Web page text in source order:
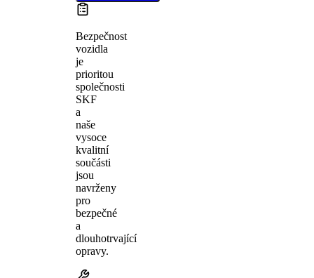
Bezpečnost
vozidla
je
prioritou
společnosti
SKF
a
naše
vysoce
kvalitní
součásti
jsou
navrženy
pro
bezpečné
a
dlouhotrvající
opravy.